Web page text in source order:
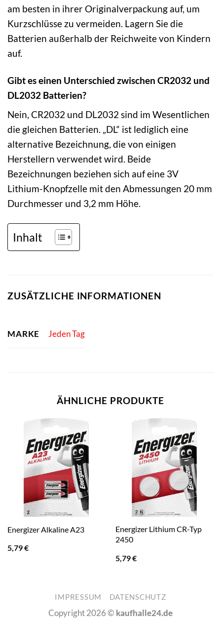
am besten in ihrer Originalverpackung auf, um
Kurzschlüsse zu vermeiden. Lagern Sie die
Batterien außerhalb der Reichweite von Kindern
auf.
Gibt es einen Unterschied zwischen CR2032 und
DL2032 Batterien?
Nein, CR2032 und DL2032 sind im Wesentlichen
die gleichen Batterien. „DL“ ist lediglich eine
alternative Bezeichnung, die von einigen
Herstellern verwendet wird. Beide
Bezeichnungen beziehen sich auf eine 3V
Lithium-Knopfzelle mit den Abmessungen 20 mm
Durchmesser und 3,2 mm Höhe.
Inhalt
ZUSÄTZLICHE INFORMATIONEN
MARKE Jeden Tag
ÄHNLICHE PRODUKTE
Energizer Alkaline A23
5,79€
Energizer Lithium CR-Typ
2450
5,79€
IMPRESSUM DATENSCHUTZ
Copyright 2026 © kaufhalle24.de